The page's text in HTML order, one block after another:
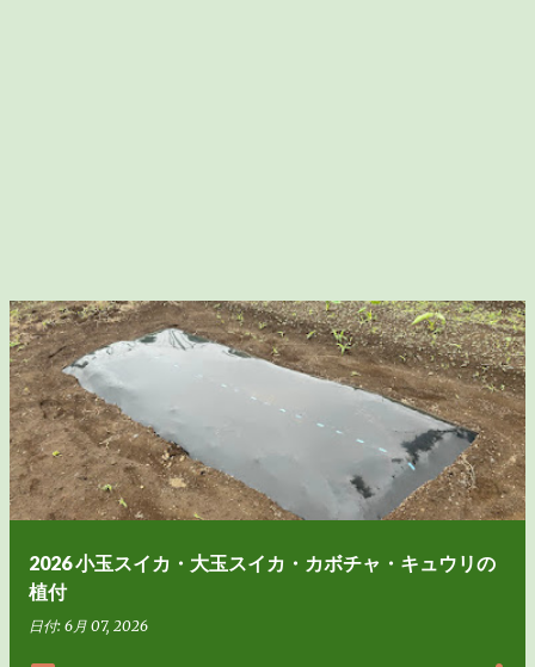
2026 小玉スイカ・大玉スイカ・カボチャ・キュウリの
植付
日付: 6月 07, 2026